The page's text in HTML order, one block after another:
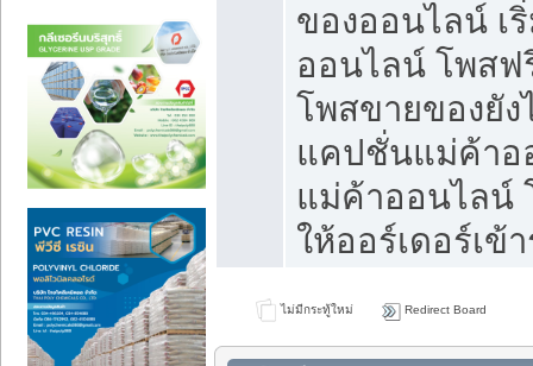
ของออนไลน์ เ
ออนไลน์ โพส
โพสขายของยัง
แคปชั่นแม่ค้า
แม่ค้าออนไลน์
ให้ออร์เดอร์เข้
ไม่มีกระทู้ใหม่ Redirect Board